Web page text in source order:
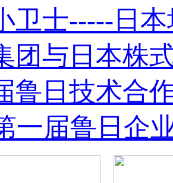
卫士-----日
团与日本株
鲁日技术合
一届鲁日企